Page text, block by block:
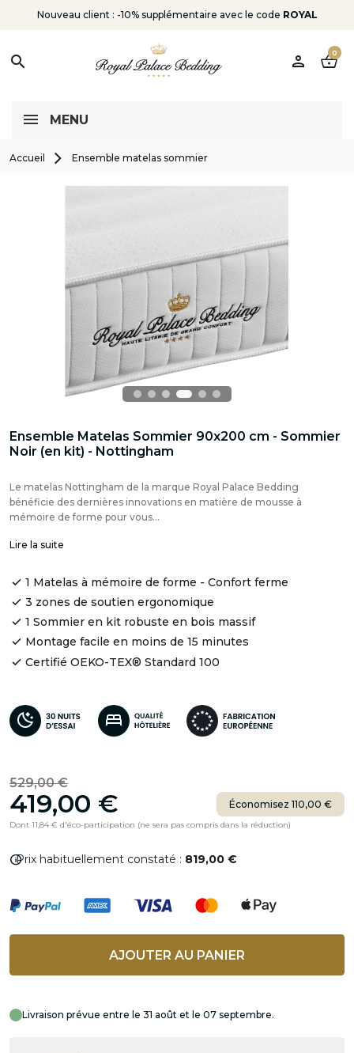
Nouveau client : -10% supplémentaire avec le code ROYAL
search person shopping_basket
0
MENU
Accueil Ensemble matelas sommier
Ensemble Matelas Sommier 90x200 cm - Sommier
Noir (en kit) - Nottingham
Le matelas Nottingham de la marque Royal Palace Bedding
bénéficie des dernières innovations en matière de mousse à
mémoire de forme pour vous...
Lire la suite
1 Matelas à mémoire de forme - Confort ferme
3 zones de soutien ergonomique
1 Sommier en kit robuste en bois massif
Montage facile en moins de 15 minutes
Certifié OEKO-TEX® Standard 100
529,00 €
419,00 € Économisez 110,00 €
Dont 11,84 € d'éco-participation (ne sera pas compris dans la réduction)
infoPrix habituellement constaté : 819,00 €
AJOUTER AU PANIER
Livraison prévue entre le 31 août et le 07 septembre.